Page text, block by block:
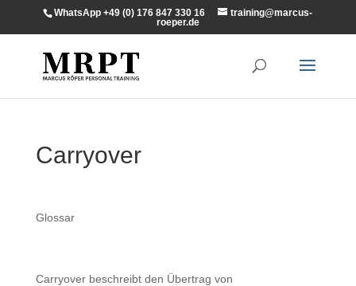
WhatsApp +49 (0) 176 847 330 16
training@marcus-
roeper.de
Carryover
Glossar
Carryover beschreibt den Übertrag von